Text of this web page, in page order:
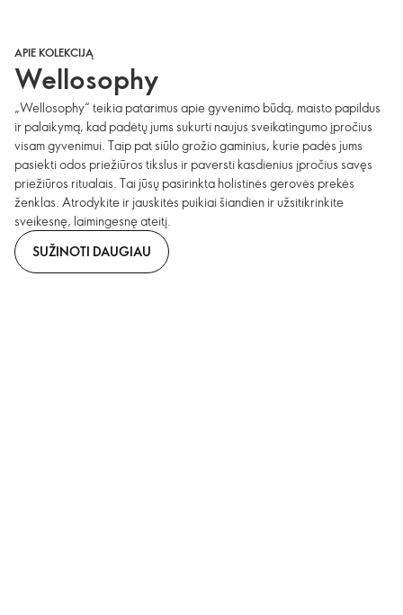
APIE KOLEKCIJĄ
Wellosophy
„Wellosophy“ teikia patarimus apie gyvenimo būdą, maisto papildus
ir palaikymą, kad padėtų jums sukurti naujus sveikatingumo įpročius
visam gyvenimui. Taip pat siūlo grožio gaminius, kurie padės jums
pasiekti odos priežiūros tikslus ir paversti kasdienius įpročius savęs
priežiūros ritualais. Tai jūsų pasirinkta holistinės gerovės prekės
ženklas. Atrodykite ir jauskitės puikiai šiandien ir užsitikrinkite
sveikesnę, laimingesnę ateitį.
SUŽINOTI DAUGIAU